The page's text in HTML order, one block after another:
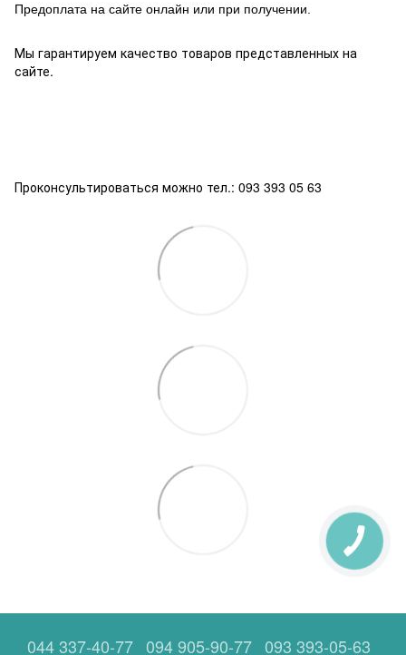
Предоплата на сайте онлайн или при получении.
Мы гарантируем качество товаров представленных на
сайте.
Проконсультироваться можно тел.: 093 393 05 63
044 337-40-77 094 905-90-77 093 393-05-63